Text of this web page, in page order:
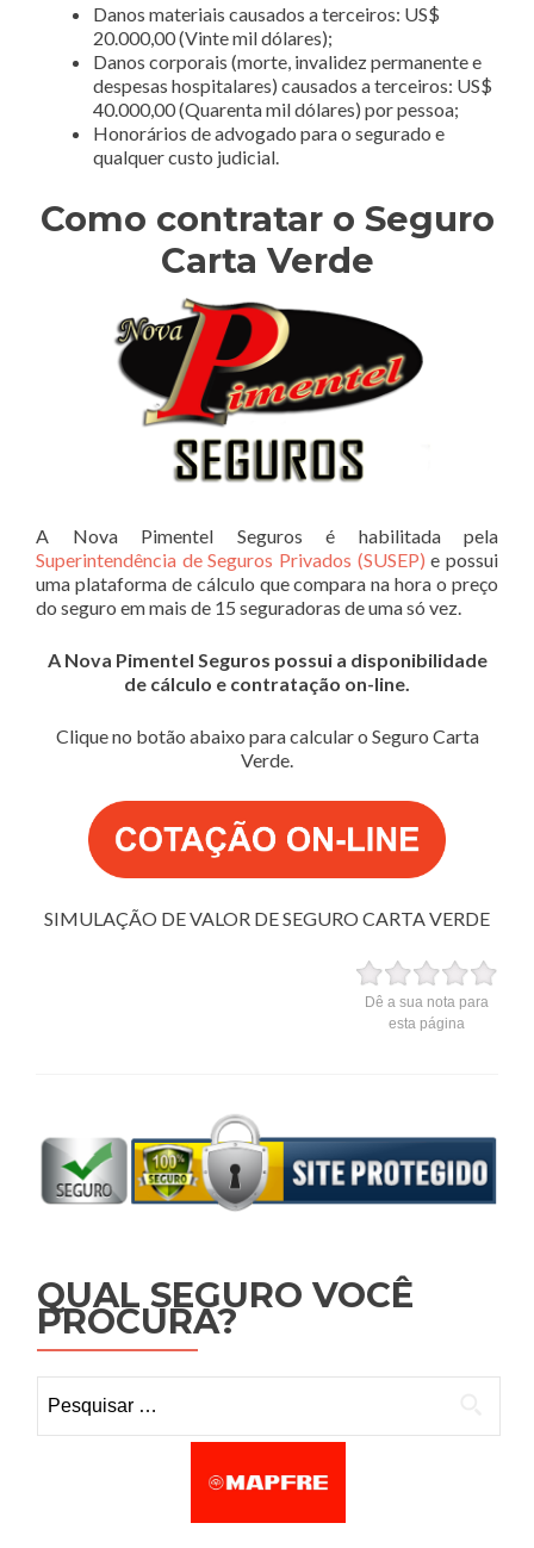
Danos materiais causados a terceiros: US$
20.000,00 (Vinte mil dólares);
Danos corporais (morte, invalidez permanente e
despesas hospitalares) causados a terceiros: US$
40.000,00 (Quarenta mil dólares) por pessoa;
Honorários de advogado para o segurado e
qualquer custo judicial.
Como contratar o Seguro
Carta Verde
A Nova Pimentel Seguros é habilitada pela
Superintendência de Seguros Privados (SUSEP) e possui
uma plataforma de cálculo que compara na hora o preço
do seguro em mais de 15 seguradoras de uma só vez.
A Nova Pimentel Seguros possui a disponibilidade
de cálculo e contratação on-line.
Clique no botão abaixo para calcular o Seguro Carta
Verde.
SIMULAÇÃO DE VALOR DE SEGURO CARTA VERDE
Dê a sua nota para
esta página
QUAL SEGURO VOCÊ
PROCURA?